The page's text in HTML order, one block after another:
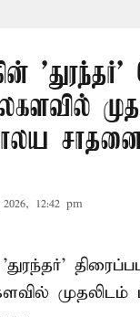
'துரந்தர்'
12:42 pm
முதலிடம்